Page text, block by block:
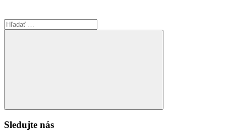
Search
for:
Search
Sledujte nás